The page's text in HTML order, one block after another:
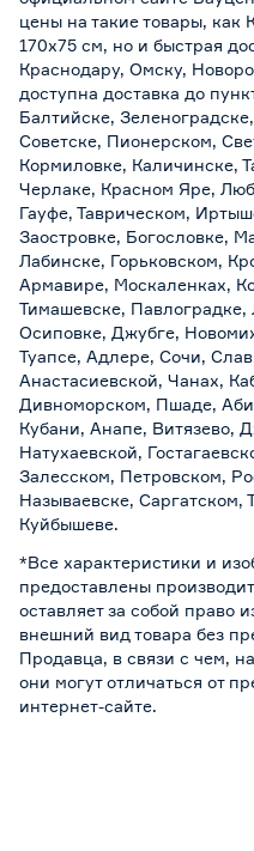
цены на такие товары,
170х75 см, но и быстрая
Краснодару, Омску,
доступна доставка до
Балтийске,
Советске, Пионерском,
Кормиловке, Каличинске,
Черлаке, Красном Яре,
Гауфе, Таврическом,
Заостровке, Богословке,
Лабинске, Горьковском,
Армавире, Москаленках,
Тимашевске,
Осиповке, Джубге,
Туапсе, Адлере, Сочи,
Анастасиевской, Чанах,
Дивноморском, Пшаде,
Кубани, Анапе, Витязево,
Натухаевской,
Залесском, Петровском,
Называевске, Саргатском,
Куйбышеве.
*Все характеристики и
предоставлены
оставляет за собой право
внешний вид товара без
Продавца, в связи с чем,
они могут отличаться от
интернет-сайте.